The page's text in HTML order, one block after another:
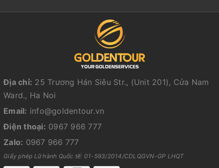
Địa chỉ: 25 Trương Hán Siêu Str., (Unit 201), Cửa Nam
Ward., Ha Noi
Email: info@goldentour.vn
Điện thoại: 0967 966 777
Zalo: 0967 966 777
Giấy phép Lữ hành Quốc tế: 01-593/2014/CDLQGVN-GP LHQT